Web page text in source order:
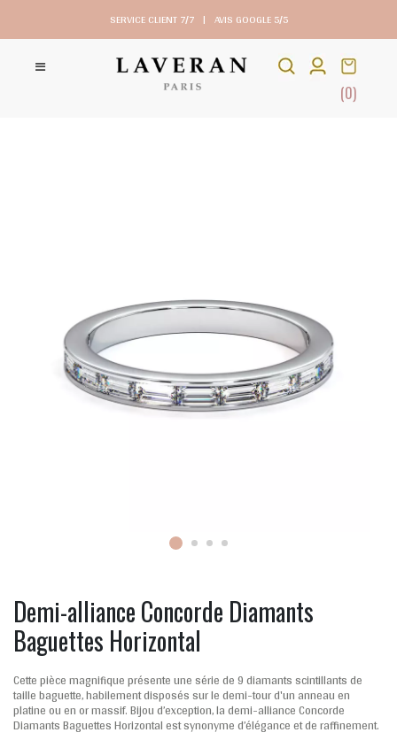
SERVICE CLIENT 7/7 | AVIS GOOGLE 5/5
(0)
Demi-alliance Concorde Diamants
Baguettes Horizontal
Cette pièce magnifique présente une série de 9 diamants scintillants de
taille baguette, habilement disposés sur le demi-tour d'un anneau en
platine ou en or massif. Bijou d’exception, la demi-alliance Concorde
Diamants Baguettes Horizontal est synonyme d’élégance et de raffinement.